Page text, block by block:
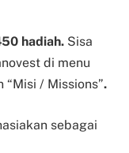
hadiah. Sisa
di menu
“Misi / Missions”.
sebagai